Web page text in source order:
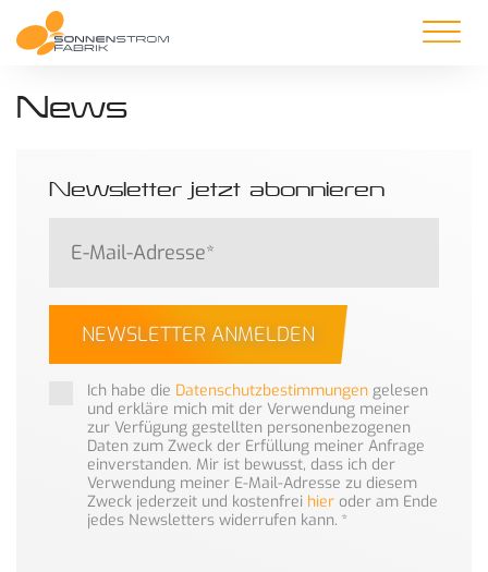
News
Newsletter jetzt abonnieren
NEWSLETTER ANMELDEN
Ich habe die Datenschutzbestimmungen gelesen
und erkläre mich mit der Verwendung meiner
zur Verfügung gestellten personenbezogenen
Daten zum Zweck der Erfüllung meiner Anfrage
einverstanden. Mir ist bewusst, dass ich der
Verwendung meiner E-Mail-Adresse zu diesem
Zweck jederzeit und kostenfrei hier oder am Ende
jedes Newsletters widerrufen kann. *